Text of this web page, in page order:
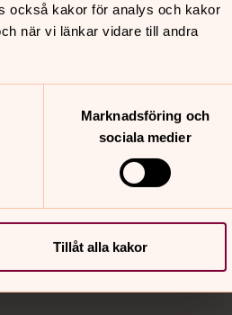
också kakor för analys och kakor
när vi länkar vidare till andra
Marknadsföring och
sociala medier
Tillåt alla kakor
Facebook
Instagram
Vimeo